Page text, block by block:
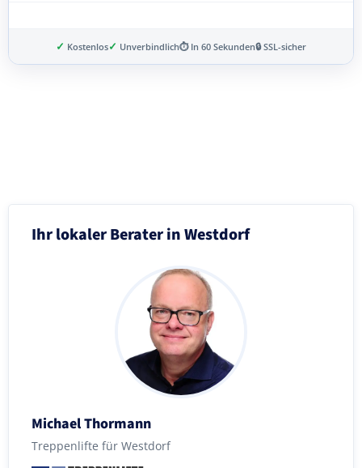
✓ Kostenlos✓ Unverbindlich⏱ In 60 Sekunden🔒 SSL-sicher
Ihr lokaler Berater in Westdorf
Michael Thormann
Treppenlifte für Westdorf